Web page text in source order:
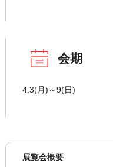
会期
4.3(月)～9(日)
展覧会概要